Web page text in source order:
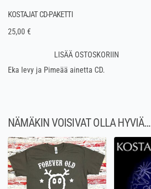
KOSTAJAT CD-PAKETTI
25,00 €
Eka levy ja Pimeää ainetta CD.
NÄMÄKIN VOISIVAT OLLA HYVIÄ…